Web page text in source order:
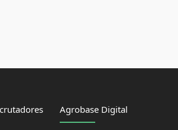
Agrobase Digital